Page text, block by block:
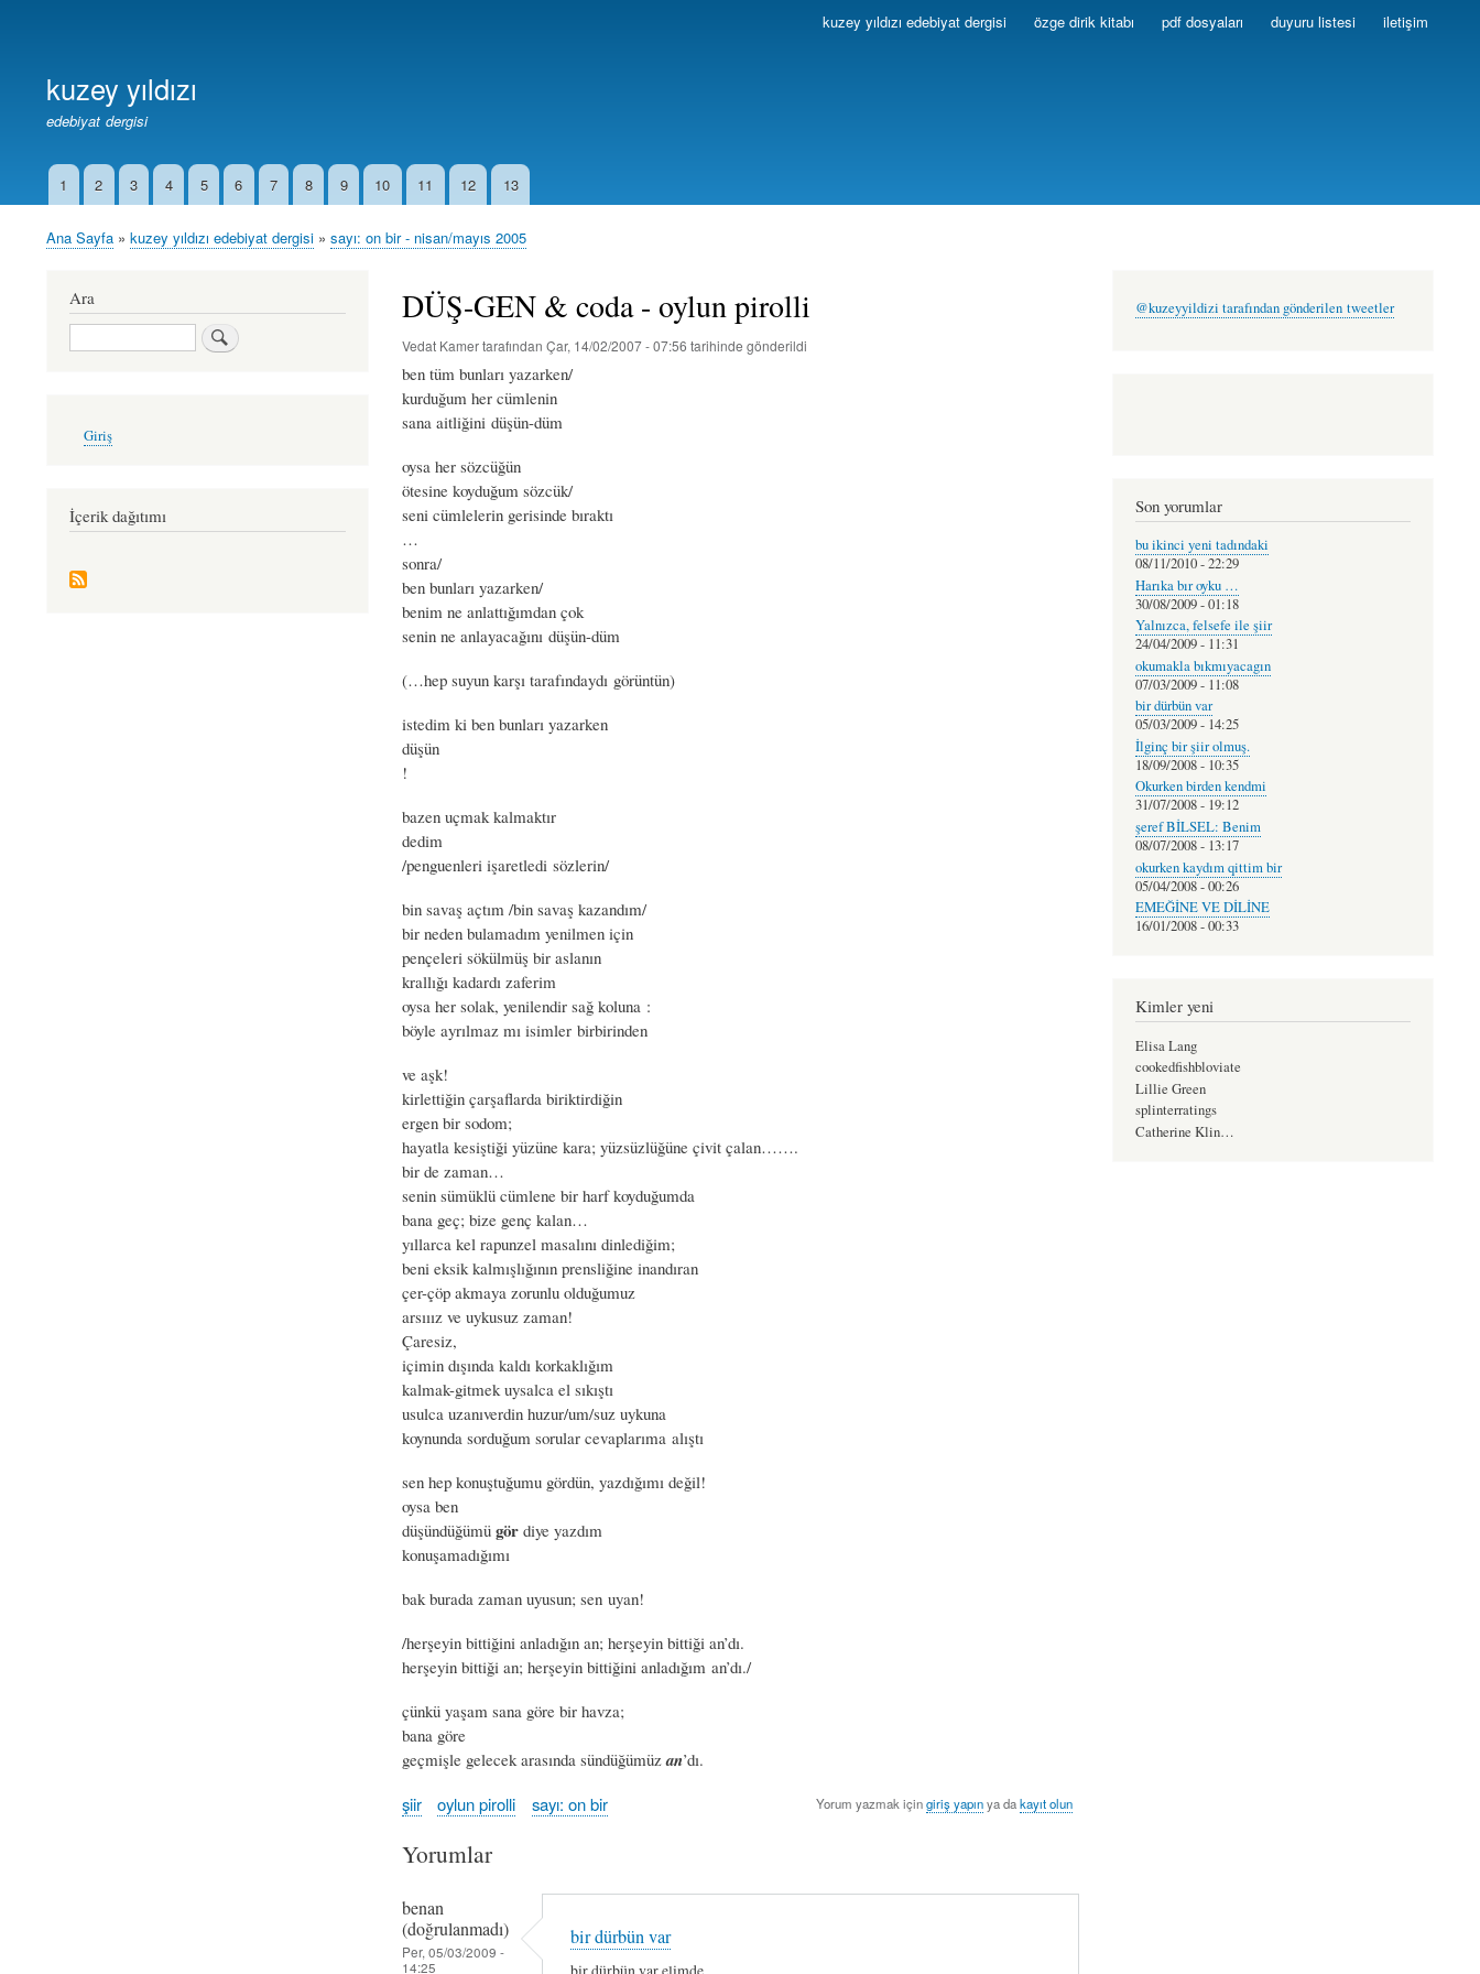
kuzey yıldızı edebiyat dergisi özge dirik kitabı pdf dosyaları duyuru listesi iletişim
kuzey yıldızı
edebiyat dergisi
İkincil1 2 3 4 5 6 7 8 9 10 11 12 13
Sayfa
Ana Sayfa kuzey yıldızı edebiyat dergisi sayı: on bir - nisan/mayıs 2005
DÜŞ-GEN & coda - oylun pirolli
Vedat Kamertarafından Çar, 14/02/2007 - 07:56 tarihinde gönderildi
ben tüm bunları yazarken/
kurduğum her cümlenin
sana aitliğini düşün-düm
oysa her sözcüğün
ötesine koyduğum sözcük/
seni cümlelerin gerisinde bıraktı
…
sonra/
ben bunları yazarken/
benim ne anlattığımdan çok
senin ne anlayacağını düşün-düm
(…hep suyun karşı tarafındaydı görüntün)
istedim ki ben bunları yazarken
düşün
!
bazen uçmak kalmaktır
dedim
/penguenleri işaretledi sözlerin/
bin savaş açtım /bin savaş kazandım/
bir neden bulamadım yenilmen için
pençeleri sökülmüş bir aslanın
krallığı kadardı zaferim
oysa her solak, yenilendir sağ koluna :
böyle ayrılmaz mı isimler birbirinden
ve aşk!
kirlettiğin çarşaflarda biriktirdiğin
ergen bir sodom;
hayatla kesiştiği yüzüne kara; yüzsüzlüğüne çivit çalan…….
bir de zaman…
senin sümüklü cümlene bir harf koyduğumda
bana geç; bize genç kalan…
yıllarca kel rapunzel masalını dinlediğim;
beni eksik kalmışlığının prensliğine inandıran
çer-çöp akmaya zorunlu olduğumuz
arsııız ve uykusuz zaman!
Çaresiz,
içimin dışında kaldı korkaklığım
kalmak-gitmek uysalca el sıkıştı
usulca uzanıverdin huzur/um/suz uykuna
koynunda sorduğum sorular cevaplarıma alıştı
sen hep konuştuğumu gördün, yazdığımı değil!
oysa ben
düşündüğümü gördiye yazdım
konuşamadığımı
bak burada zaman uyusun; sen uyan!
/herşeyin bittiğini anladığın an; herşeyin bittiği an’dı.
herşeyin bittiği an; herşeyin bittiğini anladığım an’dı./
çünkü yaşam sana göre bir havza;
bana göre
geçmişle gelecek arasında sündüğümüzan’dı.
şiir oylun pirolli sayı: on bir Yorum yazmak içingiriş yapınya dakayıt olun
Yorumlar
benan
(doğrulanmadı)
Per, 05/03/2009 -
14:25
bir dürbün var
Ara
Ara
account
Giriş
İçerik dağıtımı
@kuzeyyildizi tarafından gönderilen tweetler
Son yorumlar
bu ikinci yeni tadındaki
08/11/2010 - 22:29
Harıka bır oyku …
30/08/2009 - 01:18
Yalnızca, felsefe ile şiir
24/04/2009 - 11:31
okumakla bıkmıyacagın
07/03/2009 - 11:08
bir dürbün var
05/03/2009 - 14:25
İlginç bir şiir olmuş.
18/09/2008 - 10:35
Okurken birden kendmi
31/07/2008 - 19:12
şeref BİLSEL: Benim
08/07/2008 - 13:17
okurken kaydım qittim bir
05/04/2008 - 00:26
EMEĞİNE VE DİLİNE
16/01/2008 - 00:33
Kimler yeni
Elisa Lang
cookedfishbloviate
Lillie Green
splinterratings
Catherine Klin…